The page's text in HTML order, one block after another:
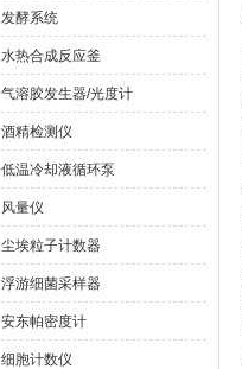
发酵系统
水热合成反应釜
气溶胶发生器/光度计
酒精检测仪
低温冷却液循环泵
风量仪
尘埃粒子计数器
浮游细菌采样器
安东帕密度计
细胞计数仪